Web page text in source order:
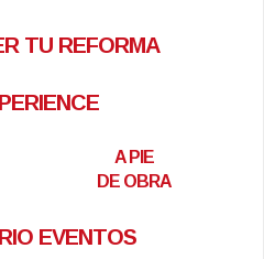
TU REFORMA
A PIE
DE OBRA
EVENTOS